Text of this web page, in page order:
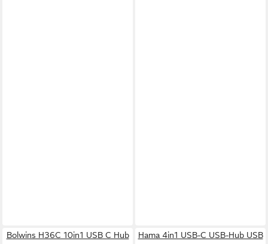
Bolwins H36C 10in1 USB C Hub
Hama 4in1 USB-C USB-Hub USB